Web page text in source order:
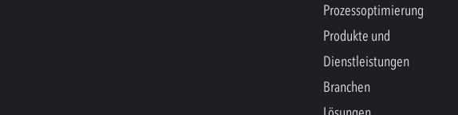
Prozessoptimierung
Produkte und
Dienstleistungen
Branchen